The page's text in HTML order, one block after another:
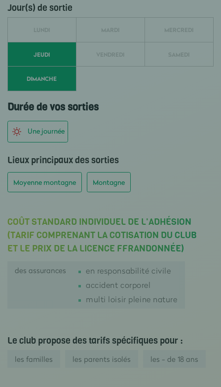
Jour(s) de sortie
LUNDI MARDI MERCREDI
JEUDI VENDREDI SAMEDI
DIMANCHE
Durée de vos sorties
Une journée
Lieux principaux des sorties
Moyenne montagne Montagne
COÛT STANDARD INDIVIDUEL DE L'ADHÉSION
(TARIF COMPRENANT LA COTISATION DU CLUB
ET LE PRIX DE LA LICENCE FFRANDONNÉE)
des assurances
en responsabilité civile
accident corporel
multi loisir pleine nature
Le club propose des tarifs spécifiques pour :
les familles les parents isolés les - de 18 ans